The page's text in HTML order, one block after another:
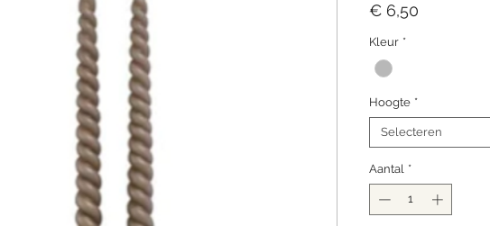
€ 6,50
Kleur *
Hoogte *
Selecteren
Aantal *